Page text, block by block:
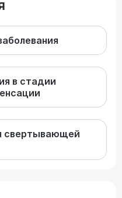
в стадии
свертывающей